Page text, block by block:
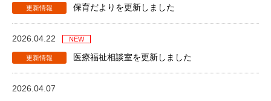
保育だよりを更新しました
2026.04.22
医療福祉相談室を更新しました
2026.04.07